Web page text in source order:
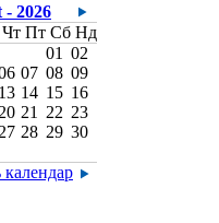
- 2026
Чт Пт Сб Нд
01 02
07 08 09
13 14 15 16
20 21 22 23
27 28 29 30
календар